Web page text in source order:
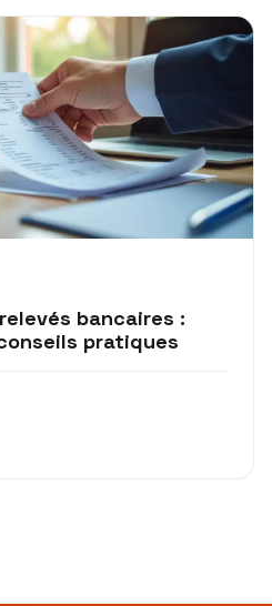
bancaires :
pratiques